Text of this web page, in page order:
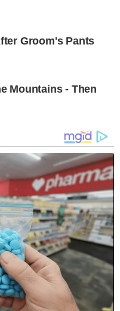
Groom's Pants
Mountains - Then